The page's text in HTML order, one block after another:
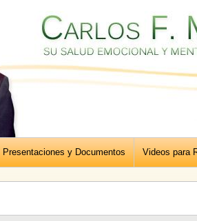
Presentaciones y Documentos Videos para